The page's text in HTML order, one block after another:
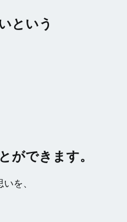
という
ができます。
を、